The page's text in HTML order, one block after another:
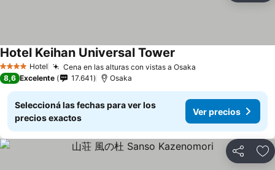
4 EstrellasHotel Cena en las alturas con vistas a Osaka
Hotel Keihan Universal Tower
8,6 Excelente 17.641 Osaka
Seleccioná las fechas para ver los
precios exactos
Ver precios
Compartir